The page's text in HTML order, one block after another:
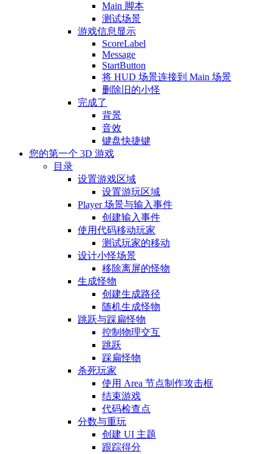
Main 脚本
测试场景
游戏信息显示
ScoreLabel
Message
StartButton
将 HUD 场景连接到 Main 场景
删除旧的小怪
完成了
背景
音效
键盘快捷键
您的第一个 3D 游戏
目录
设置游戏区域
设置游玩区域
Player 场景与输入事件
创建输入事件
使用代码移动玩家
测试玩家的移动
设计小怪场景
移除离屏的怪物
生成怪物
创建生成路径
随机生成怪物
跳跃与踩扁怪物
控制物理交互
跳跃
踩扁怪物
杀死玩家
使用 Area 节点制作攻击框
结束游戏
代码检查点
分数与重玩
创建 UI 主题
跟踪得分